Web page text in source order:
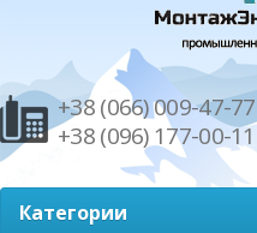
+38 (066) 009-47-77
+38 (096) 177-00-11
Категории